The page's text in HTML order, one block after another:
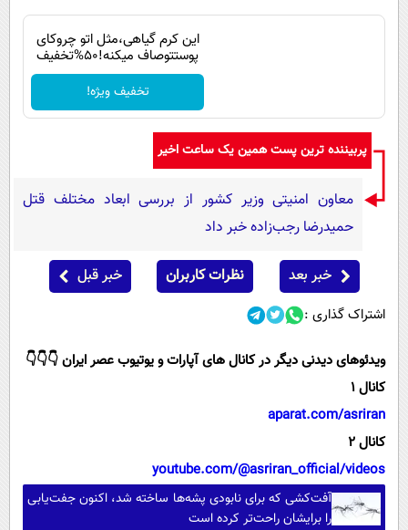
اجتماعی
حیات وحش
سیاست خارجی
این کرم گیاهی،مثل اتو چروکای
پوستتوصاف میکنه!50%تخفیف
تخفیف ویژه!
پربیننده ترین پست همین یک ساعت اخیر
معاون امنیتی وزیر کشور از بررسی ابعاد مختلف قتل
حمیدرضا رجب‌زاده خبر داد
خبر بعد نظرات کاربران خبر قبل
اشتراک گذاری :
ویدئوهای دیدنی دیگر در کانال های آپارات و یوتیوب عصر ایران 👇👇👇
کانال 1
aparat.com/asriran
کانال 2
youtube.com/@asriran_official/videos
آفت‌کشی که برای نابودی پشه‌ها ساخته شد، اکنون جفت‌یابی
را برایشان راحت‌تر کرده است